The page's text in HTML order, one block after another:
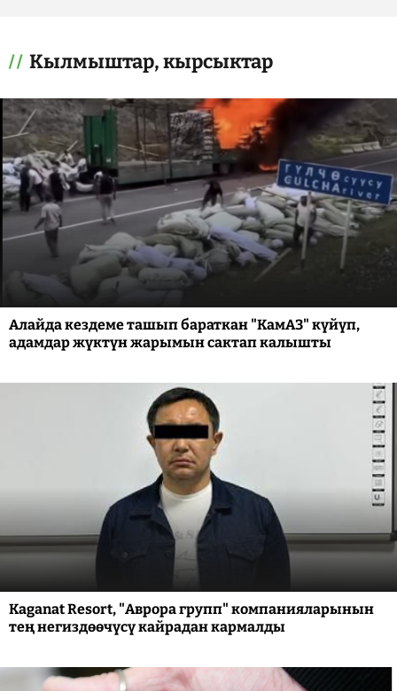
Кылмыштар, кырсыктар
Алайда кездеме ташып бараткан "КамАЗ" күйүп,
адамдар жүктүн жарымын сактап калышты
Kaganat Resort, "Аврора групп" компанияларынын
тең негиздөөчүсү кайрадан кармалды